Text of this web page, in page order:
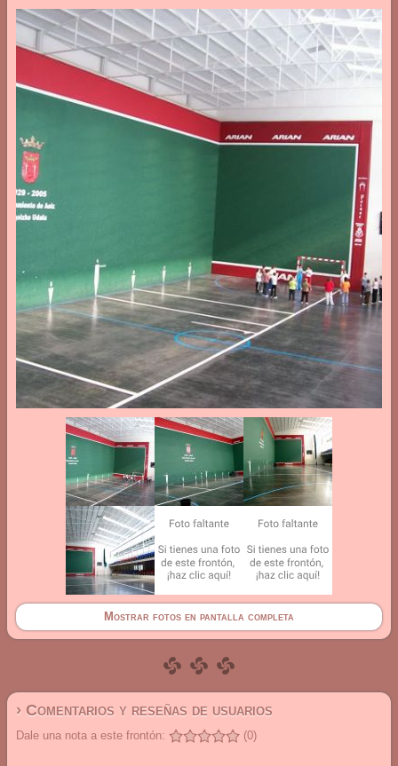
Mostrar fotos en pantalla completa
› Comentarios y reseñas de usuarios
Dale una nota a este frontón: (0)